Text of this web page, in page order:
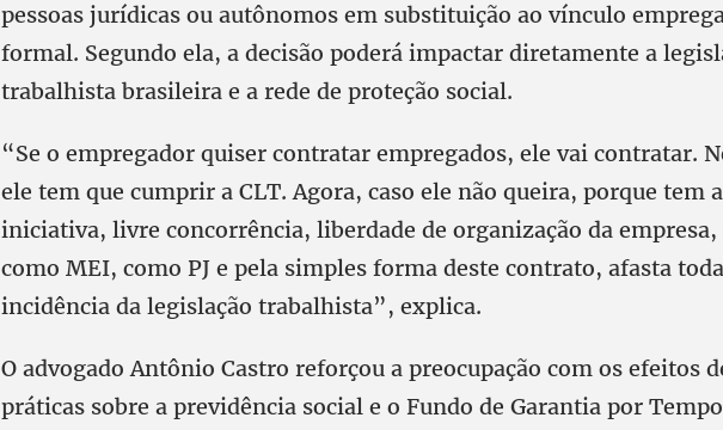
pessoas jurídicas ou autônomos em substituição ao vínculo
formal. Segundo ela, a decisão poderá impactar diretamente a
trabalhista brasileira e a rede de proteção social.
“Se o empregador quiser contratar empregados, ele vai contratar.
ele tem que cumprir a CLT. Agora, caso ele não queira, porque tem
iniciativa, livre concorrência, liberdade de organização da
como MEI, como PJ e pela simples forma deste contrato, afasta
incidência da legislação trabalhista”, explica.
O advogado Antônio Castro reforçou a preocupação com os efeitos
práticas sobre a previdência social e o Fundo de Garantia por